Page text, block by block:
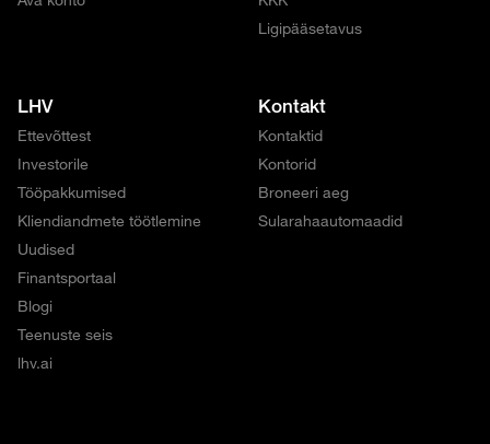
Ligipääsetavus
LHV
Ettevõttest
Investorile
Tööpakkumised
Kliendiandmete töötlemine
Uudised
Finantsportaal
Blogi
Teenuste seis
lhv.ai
Kontakt
Kontaktid
Kontorid
Broneeri aeg
Sularahaautomaadid